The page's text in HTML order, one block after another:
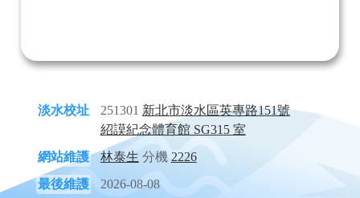
淡水校址 251301 新北市淡水區英專路151號
紹謨紀念體育館 SG315 室
網站維護
林泰生 分機 2226
最後維護
2026-08-08